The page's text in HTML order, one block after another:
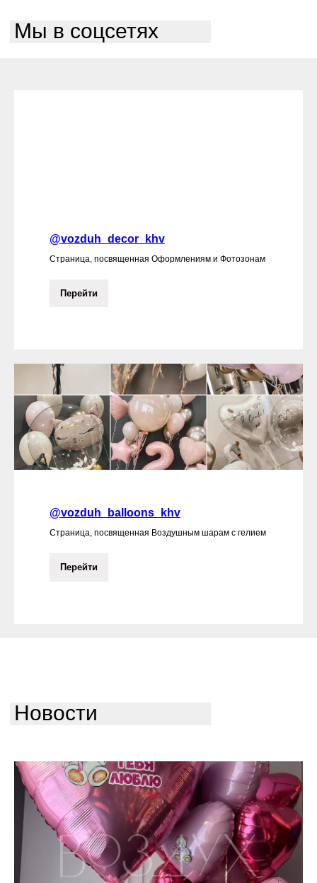
Мы в соцсетях
@vozduh_decor_khv
Страница, посвященная Оформлениям и Фотозонам
Перейти
@vozduh_balloons_khv
Страница, посвященная Воздушным шарам с гелием
Перейти
Новости